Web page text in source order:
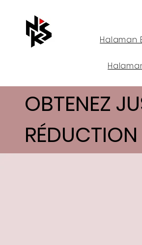
Halaman
OBTENEZ